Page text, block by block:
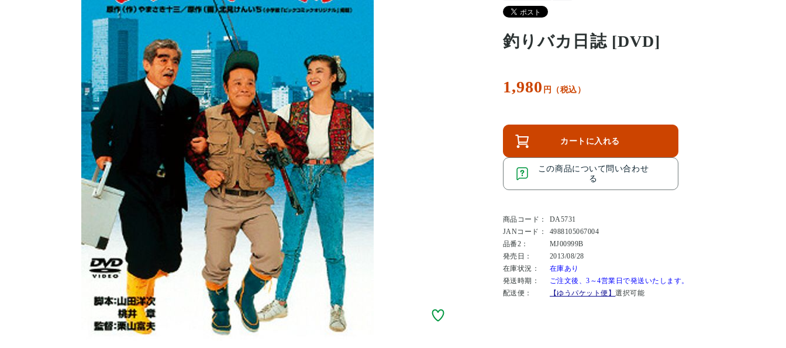
釣りバカ日誌 [DVD]
1,980 円（税込）
カートに入れる
この商品について問い合わせ
る
商品コード：
DA5731
JANコード：
4988105067004
品番2：
MJ00999B
発売日：
2013/08/28
在庫状況：
在庫あり
発送時期：
ご注文後、3～4営業日で発送いたします。
配送便：
【ゆうパケット便】選択可能